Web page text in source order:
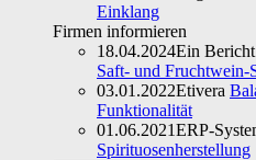
Einklang
Firmen informieren
18.04.2024Ein
Saft- und Fruchtwein-
03.01.2022Etivera
Funktionalität
01.06.2021ERP-
Spirituosenherstellung